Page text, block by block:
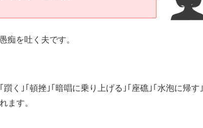
痴を吐く夫です。
躓く｣｢頓挫｣｢暗唱に乗り上げる｣｢座礁｣｢水泡に帰す｣
ます。